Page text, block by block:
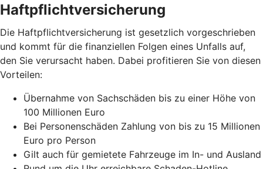
Haftpflichtversicherung
Die Haftpflichtversicherung ist gesetzlich vorgeschrieben
und kommt für die finanziellen Folgen eines Unfalls auf,
den Sie verursacht haben. Dabei profitieren Sie von diesen
Vorteilen:
Übernahme von Sachschäden bis zu einer Höhe von
100 Millionen Euro
Bei Personenschäden Zahlung von bis zu 15 Millionen
Euro pro Person
Gilt auch für gemietete Fahrzeuge im In- und Ausland